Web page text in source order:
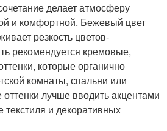
делает атмосферу
и комфортной. Бежевый цвет
резкость цветов-
рекомендуется кремовые,
которые органично
комнаты, спальни или
лучше вводить акцентами
текстиля и декоративных